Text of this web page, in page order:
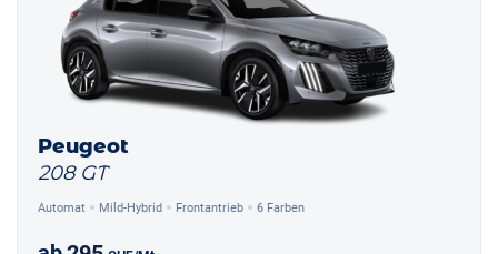
Peugeot
208 GT
Automat Mild-Hybrid Frontantrieb 6 Farben